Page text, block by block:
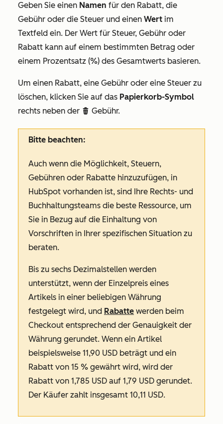
Geben Sie einen Namen für den Rabatt, die
Gebühr oder die Steuer und einen Wert im
Textfeld ein. Der Wert für Steuer, Gebühr oder
Rabatt kann auf einem bestimmten Betrag oder
einem Prozentsatz (%) des Gesamtwerts basieren.
Um einen Rabatt, eine Gebühr oder eine Steuer zu
löschen, klicken Sie auf das Papierkorb-Symbol
rechts neben der delete Gebühr.
Bitte beachten:
Auch wenn die Möglichkeit, Steuern,
Gebühren oder Rabatte hinzuzufügen, in
HubSpot vorhanden ist, sind Ihre Rechts- und
Buchhaltungsteams die beste Ressource, um
Sie in Bezug auf die Einhaltung von
Vorschriften in Ihrer spezifischen Situation zu
beraten.
Bis zu sechs Dezimalstellen werden
unterstützt, wenn der Einzelpreis eines
Artikels in einer beliebigen Währung
festgelegt wird, und Rabatte werden beim
Checkout entsprechend der Genauigkeit der
Währung gerundet. Wenn ein Artikel
beispielsweise 11,90 USD beträgt und ein
Rabatt von 15 % gewährt wird, wird der
Rabatt von 1,785 USD auf 1,79 USD gerundet.
Der Käufer zahlt insgesamt 10,11 USD.